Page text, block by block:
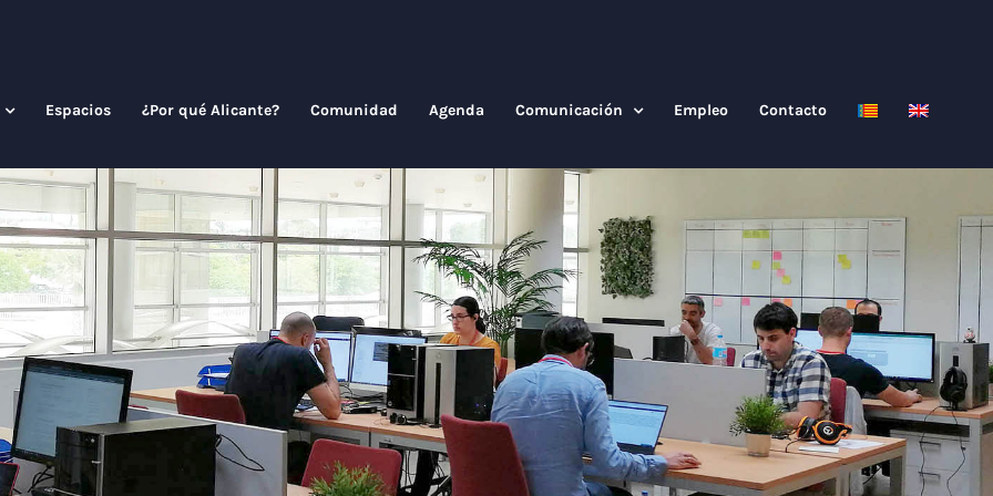
Espacios ¿Por qué Alicante? Comunidad Agenda Comunicación Empleo Contacto